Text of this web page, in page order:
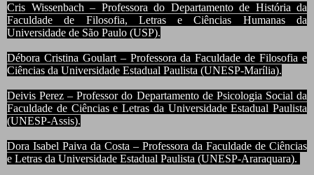
Cris Wissenbach – Professora do Departamento de História da
Faculdade de Filosofia, Letras e Ciências Humanas da
Universidade de São Paulo (USP).
Débora Cristina Goulart – Professora da Faculdade de Filosofia e
Ciências da Universidade Estadual Paulista (UNESP-Marília).
Deivis Perez – Professor do Departamento de Psicologia Social da
Faculdade de Ciências e Letras da Universidade Estadual Paulista
(UNESP-Assis).
Dora Isabel Paiva da Costa – Professora da Faculdade de Ciências
e Letras da Universidade Estadual Paulista (UNESP-Araraquara).